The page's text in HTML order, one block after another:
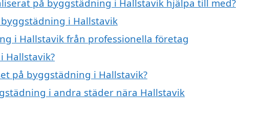
på byggstädning i Hallstavik hjälpa till med?
i Hallstavik
i Hallstavik från professionella företag
Hallstavik?
på byggstädning i Hallstavik?
i andra städer nära Hallstavik